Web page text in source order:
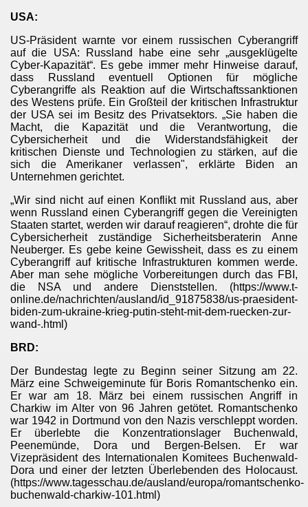
USA:
US-Präsident warnte vor einem russischen Cyberangriff
auf die USA: Russland habe eine sehr „ausgeklügelte
Cyber-Kapazität“. Es gebe immer mehr Hinweise darauf,
dass Russland eventuell Optionen für mögliche
Cyberangriffe als Reaktion auf die Wirtschaftssanktionen
des Westens prüfe. Ein Großteil der kritischen Infrastruktur
der USA sei im Besitz des Privatsektors. „Sie haben die
Macht, die Kapazität und die Verantwortung, die
Cybersicherheit und die Widerstandsfähigkeit der
kritischen Dienste und Technologien zu stärken, auf die
sich die Amerikaner verlassen", erklärte Biden an
Unternehmen gerichtet.
„Wir sind nicht auf einen Konflikt mit Russland aus, aber
wenn Russland einen Cyberangriff gegen die Vereinigten
Staaten startet, werden wir darauf reagieren“, drohte die für
Cybersicherheit zuständige Sicherheitsberaterin Anne
Neuberger. Es gebe keine Gewissheit, dass es zu einem
Cyberangriff auf kritische Infrastrukturen kommen werde.
Aber man sehe mögliche Vorbereitungen durch das FBI,
die NSA und andere Dienststellen. (https://www.t-
online.de/nachrichten/ausland/id_91875838/us-praesident-
biden-zum-ukraine-krieg-putin-steht-mit-dem-ruecken-zur-
wand-.html)
BRD:
Der Bundestag legte zu Beginn seiner Sitzung am 22.
März eine Schweigeminute für Boris Romantschenko ein.
Er war am 18. März bei einem russischen Angriff in
Charkiw im Alter von 96 Jahren getötet. Romantschenko
war 1942 in Dortmund von den Nazis verschleppt worden.
Er überlebte die Konzentrationslager Buchenwald,
Peenemünde, Dora und Bergen-Belsen. Er war
Vizepräsident des Internationalen Komitees Buchenwald-
Dora und einer der letzten Überlebenden des Holocaust.
(https://www.tagesschau.de/ausland/europa/romantschenko-
buchenwald-charkiw-101.html)
hybride Vorfälle und Truppenaufmarsch